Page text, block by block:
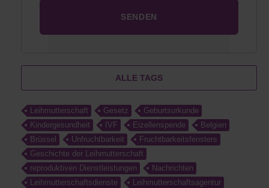
ALLE TAGS
Leihmutterschaft Gesetz
Geburtsurkunde
Kindergesundheit
IVF Eizellenspende
Belgien
Brüssel
Unfruchtbarkeit
Fruchtbarkeitsfensters
Geschichte der Leihmutterschaft
reproduktiven Dienstleistungen
Nachrichten
Leihmutterschaftsdienste
Leihmutterschaftsagentur